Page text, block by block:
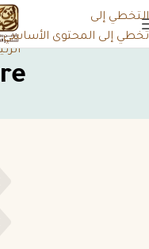
التخطي إلى
تخطي إلى المحتوى الأساسي